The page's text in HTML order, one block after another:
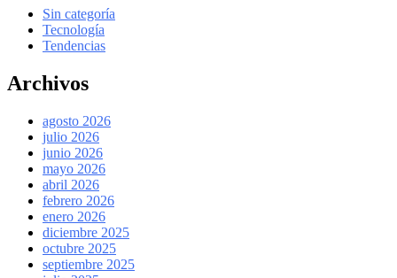
Sin categoría
Tecnología
Tendencias
Archivos
agosto 2026
julio 2026
junio 2026
mayo 2026
abril 2026
febrero 2026
enero 2026
diciembre 2025
octubre 2025
septiembre 2025